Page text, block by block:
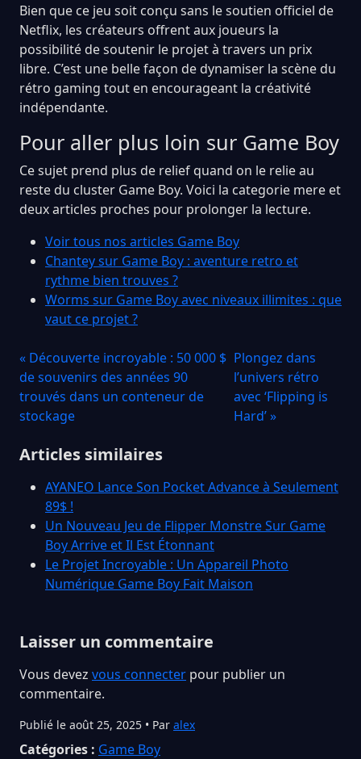
Bien que ce jeu soit conçu sans le soutien officiel de
Netflix, les créateurs offrent aux joueurs la
possibilité de soutenir le projet à travers un prix
libre. C’est une belle façon de dynamiser la scène du
rétro gaming tout en encourageant la créativité
indépendante.
Pour aller plus loin sur Game Boy
Ce sujet prend plus de relief quand on le relie au
reste du cluster Game Boy. Voici la categorie mere et
deux articles proches pour prolonger la lecture.
Voir tous nos articles Game Boy
Chantey sur Game Boy : aventure retro et
rythme bien trouves ?
Worms sur Game Boy avec niveaux illimites : que
vaut ce projet ?
« Découverte incroyable : 50 000 $
de souvenirs des années 90
trouvés dans un conteneur de
stockage
Plongez dans
l’univers rétro
avec ‘Flipping is
Hard’ »
Articles similaires
AYANEO Lance Son Pocket Advance à Seulement
89$ !
Un Nouveau Jeu de Flipper Monstre Sur Game
Boy Arrive et Il Est Étonnant
Le Projet Incroyable : Un Appareil Photo
Numérique Game Boy Fait Maison
Laisser un commentaire
Vous devez vous connecter pour publier un
commentaire.
Publié le août 25, 2025 • Par alex
Catégories : Game Boy